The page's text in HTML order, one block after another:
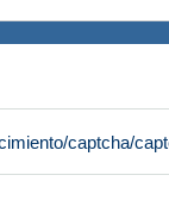
captcha/